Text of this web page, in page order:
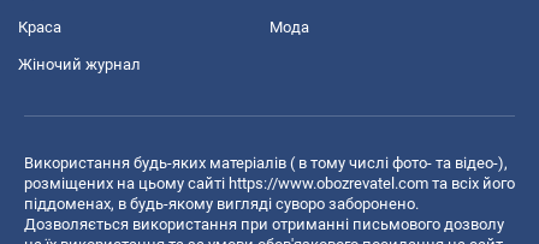
Краса Мода
Жіночий журнал
Використання будь-яких матеріалів ( в тому числі фото- та відео-),
розміщених на цьому сайті https://www.obozrevatel.com та всіх його
піддоменах, в будь-якому вигляді суворо заборонено.
Дозволяється використання при отриманні письмового дозволу